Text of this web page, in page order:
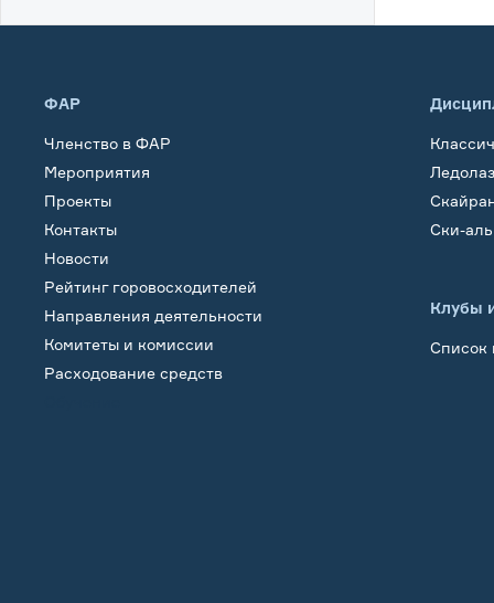
ФАР
Членство в ФАР
Мероприятия
Проекты
Контакты
Новости
Рейтинг горовосходителей
Направления деятельности
Комитеты и комиссии
Расходование средств
Ски-
Клубы
Список